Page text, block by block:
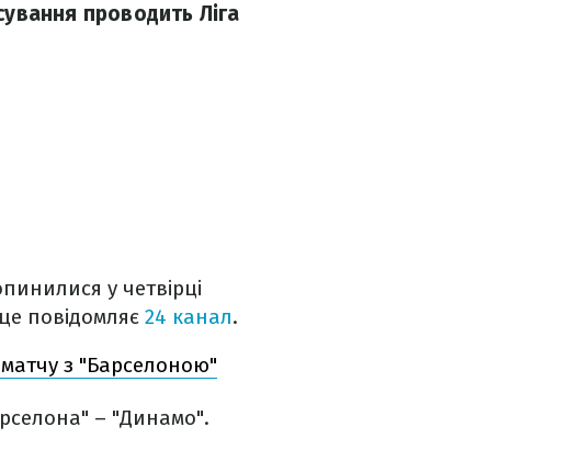
проводить Ліга
у четвірці
повідомляє 24 канал.
з "Барселоною"
– "Динамо".